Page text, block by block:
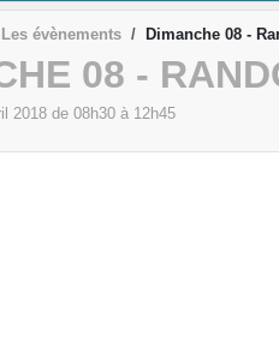
Les évènements Dimanche 08 -
08 -
2018 de 08h30 à 12h45